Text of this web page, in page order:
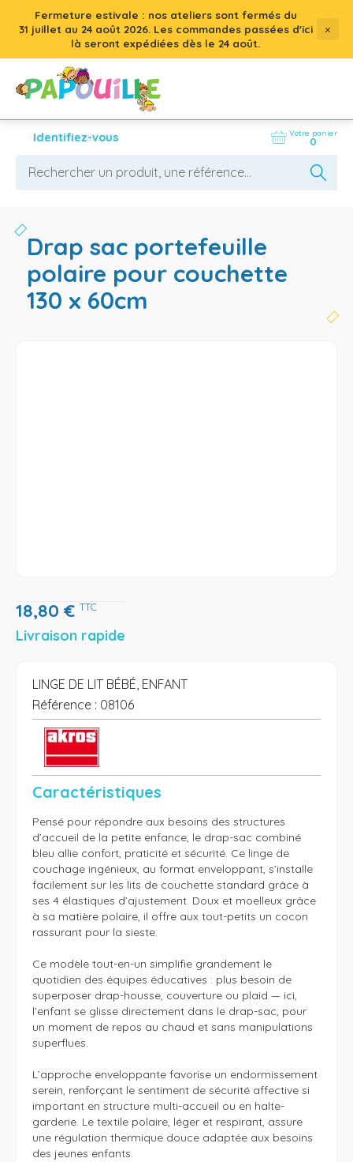
Fermeture estivale : nos ateliers sont fermés du
31 juillet au 24 août 2026. Les commandes passées d'ici
là seront expédiées dès le 24 août.
×
Identifiez-vous Votre panier
0
drap sac portefeuille
polaire pour couchette
130 x 60cm
18,80 € TTC
Livraison rapide
LINGE DE LIT BÉBÉ, ENFANT
Référence : 08106
Caractéristiques
Pensé pour répondre aux besoins des structures
d’accueil de la petite enfance, le drap-sac combiné
bleu allie confort, praticité et sécurité. Ce linge de
couchage ingénieux, au format enveloppant, s’installe
facilement sur les lits de couchette standard grâce à
ses 4 élastiques d’ajustement. Doux et moelleux grâce
à sa matière polaire, il offre aux tout-petits un cocon
rassurant pour la sieste.
Ce modèle tout-en-un simplifie grandement le
quotidien des équipes éducatives : plus besoin de
superposer drap-housse, couverture ou plaid — ici,
l’enfant se glisse directement dans le drap-sac, pour
un moment de repos au chaud et sans manipulations
superflues.
L’approche enveloppante favorise un endormissement
serein, renforçant le sentiment de sécurité affective si
important en structure multi-accueil ou en halte-
garderie. Le textile polaire, léger et respirant, assure
une régulation thermique douce adaptée aux besoins
des jeunes enfants.